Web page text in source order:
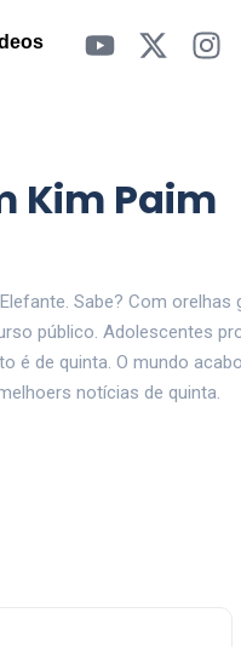
Kim Paim
Sabe? Com orelhas
público. Adolescentes
é de quinta. O mundo
notícias de quinta.